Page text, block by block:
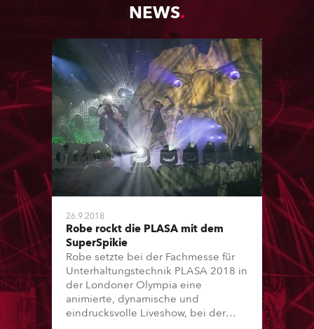
NEWS
26.9.2018
Robe rockt die PLASA mit dem
SuperSpikie
Robe setzte bei der Fachmesse für
Unterhaltungstechnik PLASA 2018 in
der Londoner Olympia eine
animierte, dynamische und
eindrucksvolle Liveshow, bei der